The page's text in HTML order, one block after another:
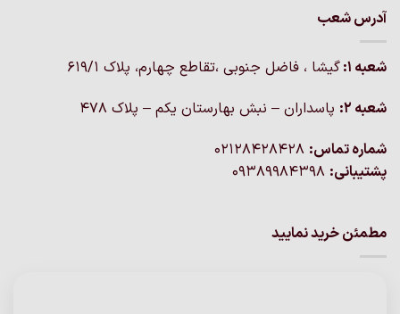
آدرس شعب
شعبه 1:
گيشا ، فاضل جنوبی ،تقاطع چهارم، پلاک 619/1
شعبه 2:
پاسداران – نبش بهارستان یکم – پلاک ۴۷۸
شماره تماس:
پشتیبانی:
مطمئن خرید نمایید